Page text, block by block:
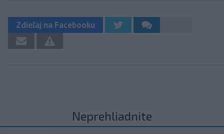
Zdieľaj na Facebooku
Neprehliadnite